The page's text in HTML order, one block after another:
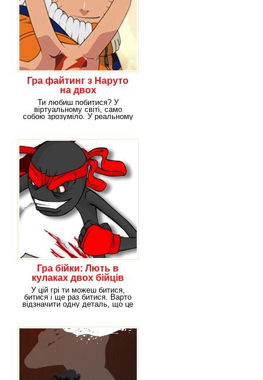
Гра файтинг з Наруто
на двох
Ти любиш побитися? У
віртуальному світі, само
собою зрозуміло. У реальному
Гра бійки: Лють в
кулаках двох бійців
У цій грі ти можеш битися,
битися і ще раз битися. Варто
відзначити одну деталь, що це